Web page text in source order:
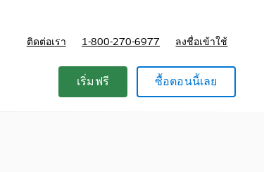
ติดต่อเรา 1-800-270-6977 ลงชื่อเข้าใช้
เริ่มฟรี ซื้อตอนนี้เลย